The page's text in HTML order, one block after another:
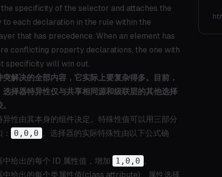
specificity of the selector and attaches the
each declaration in the rule within the
that has precedence. When an element has
conflicting property declarations, the one with
specificity will win out.
突解决的全部内容，它实际上要复杂得多。目前，
选择器特异性仅与共享相同源和级联层的其他选择
异性由其本身的组件决定。特殊性值可以用三部分
0,0,0 。选择器的实际特殊性由以下公式确
中给出的每个 ID 属性值，增加 1,0,0 。
中给出的每个类属性值(class attribute)、属性选择